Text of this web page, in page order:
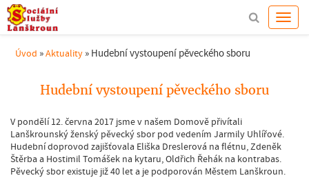
Úvod »Aktuality » Hudební vystoupení pěveckého sboru
Hudební vystoupení pěveckého sboru
V pondělí 12. června 2017 jsme v našem Domově přivítali
Lanškrounský ženský pěvecký sbor pod vedením Jarmily Uhlířové.
Hudební doprovod zajišťovala Eliška Dreslerová na flétnu, Zdeněk
Štěrba a Hostimil Tomášek na kytaru, Oldřich Řehák na kontrabas.
Pěvecký sbor existuje již 40 let a je podporován Městem Lanškroun.